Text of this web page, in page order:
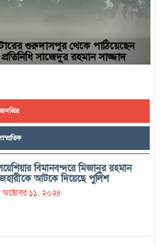
উপজেলার পারইল গ্রাম থেকে তোলা- আবু
নওগাঁ
জনপ্রিয়
বিমানবন্দরে মিজানুর রহমান
আটকে দিয়েছে পুলিশ
অক্টোবর ১১, ২০২৪